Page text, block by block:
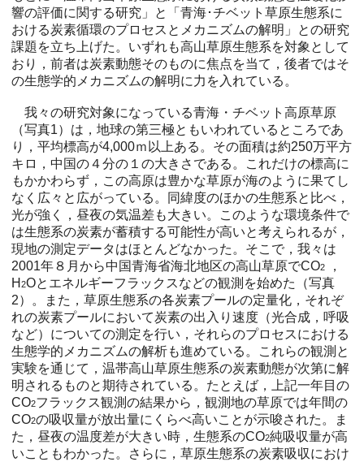
響の評価に関する研究」と「青海･チベット草原生態系に
おける炭素循環のプロセスとメカニズムの解明」との研究
課題を立ち上げた。いずれも高山草原生態系を対象として
おり，前者は炭素動態そのものに焦点を当て，後者ではそ
の生態学的メカニズムの解明に力を入れている。
我々の研究対象になっている青海・チベット高原草原
（写真1）は，地球の第三極ともいわれているところであ
り，平均標高が4,000ｍ以上ある。その面積は約250万平方
キロ，中国の４分の１の大きさである。これだけの標高に
もかかわらず，この高原は豊かな草原が海のように果てし
なく広々と広がっている。同緯度のほかの生態系と比べ，
光が強く，昼夜の気温差も大きい。このような環境条件で
は生態系の炭素が蓄積する可能性が高いと考えられるが，
現地の測定データはほとんどなかった。そこで，我々は
2001年８月から中国青海省海北地区の高山草原でCO2
，
H 2Oとエネルギーフラックスなどの観測を始めた（写真
2）。また，草原生態系の各炭素プールの定量化，それぞ
れの炭素プールにおいて炭素の出入り速度（光合成，呼吸
など）についての測定を行い，それらのプロセスにおける
生態学的メカニズムの解析も進めている。これらの観測と
実験を通じて，温帯高山草原生態系の炭素動態が次第に解
明されるものと期待されている。たとえば，上記一年目の
CO2フラックス観測の結果から，観測地の草原では年間の
CO2の吸収量が放出量にくらべ高いことが示唆された。ま
た，昼夜の温度差が大きい時，生態系のCO2純吸収量が高
いこともわかった。さらに，草原生態系の炭素吸収におけ